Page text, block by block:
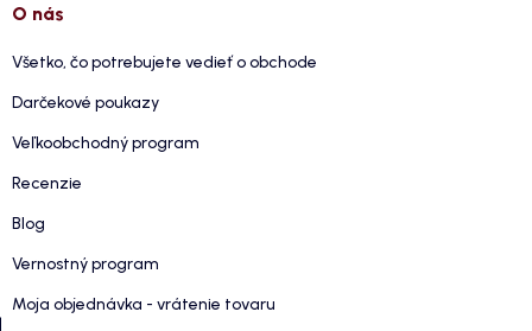
O nás
Všetko, čo potrebujete vedieť o obchode
Darčekové poukazy
Veľkoobchodný program
Recenzie
Blog
Vernostný program
Moja objednávka - vrátenie tovaru